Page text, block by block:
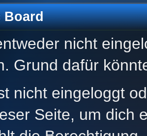
Board
nicht
Grund dafür
nicht eingeloggt
Seite, um dich